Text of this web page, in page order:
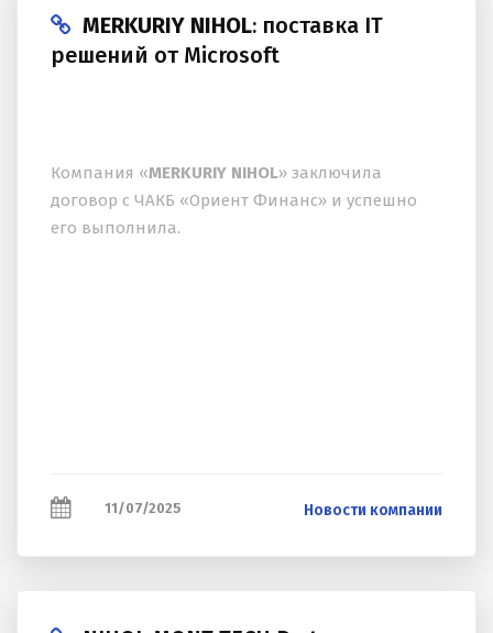
MERKURIY NIHOL: поставка IT
решений от Microsoft
Компания «MERKURIY NIHOL» заключила
договор с ЧАКБ «Ориент Финанс» и успешно
его выполнила.
11/07/2025 Новости компании